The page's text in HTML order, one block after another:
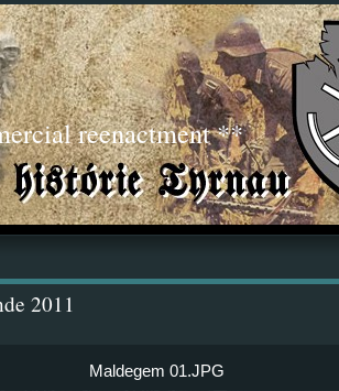
reenactment **
2011
Maldegem 01.JPG